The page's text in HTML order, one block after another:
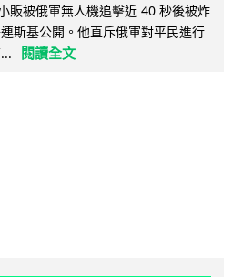
販被俄軍無人機追擊近 40 秒後被炸
斯基公開。他直斥俄軍對平民進行
閱讀全文